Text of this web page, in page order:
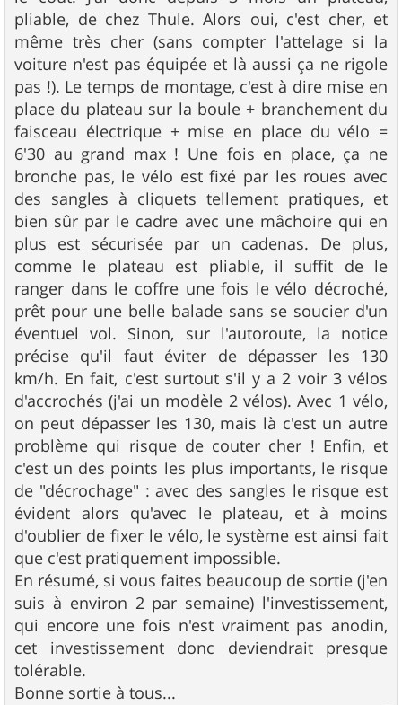
pliable, de chez Thule. Alors oui, c'est cher, et
même très cher (sans compter l'attelage si la
voiture n'est pas équipée et là aussi ça ne rigole
pas !). Le temps de montage, c'est à dire mise en
place du plateau sur la boule + branchement du
faisceau électrique + mise en place du vélo =
6'30 au grand max ! Une fois en place, ça ne
bronche pas, le vélo est fixé par les roues avec
des sangles à cliquets tellement pratiques, et
bien sûr par le cadre avec une mâchoire qui en
plus est sécurisée par un cadenas. De plus,
comme le plateau est pliable, il suffit de le
ranger dans le coffre une fois le vélo décroché,
prêt pour une belle balade sans se soucier d'un
éventuel vol. Sinon, sur l'autoroute, la notice
précise qu'il faut éviter de dépasser les 130
km/h. En fait, c'est surtout s'il y a 2 voir 3 vélos
d'accrochés (j'ai un modèle 2 vélos). Avec 1 vélo,
on peut dépasser les 130, mais là c'est un autre
problème qui risque de couter cher ! Enfin, et
c'est un des points les plus importants, le risque
de "décrochage" : avec des sangles le risque est
évident alors qu'avec le plateau, et à moins
d'oublier de fixer le vélo, le système est ainsi fait
que c'est pratiquement impossible.
En résumé, si vous faites beaucoup de sortie (j'en
suis à environ 2 par semaine) l'investissement,
qui encore une fois n'est vraiment pas anodin,
cet investissement donc deviendrait presque
tolérable.
Bonne sortie à tous...